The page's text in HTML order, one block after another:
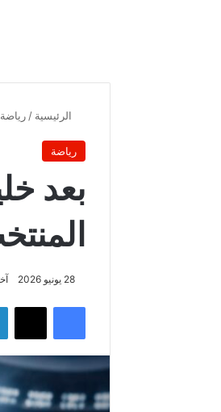
الرئيسية / رياضة
رياضة
بعد
28 يونيو 2026 آخر
فيسبوك